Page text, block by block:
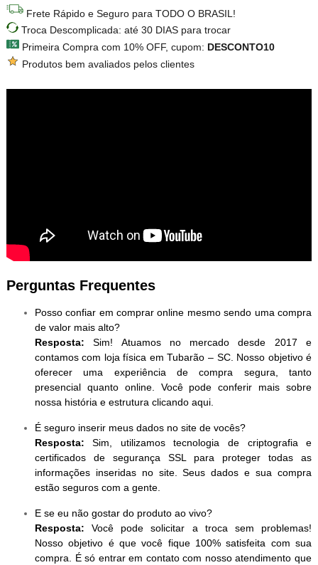
Frete Rápido e Seguro para TODO O BRASIL!
Troca Descomplicada: até 30 DIAS para trocar
Primeira Compra com 10% OFF, cupom: DESCONTO10
Produtos bem avaliados pelos clientes
Perguntas Frequentes
Posso confiar em comprar online mesmo sendo uma compra
de valor mais alto?
Resposta: Sim! Atuamos no mercado desde 2017 e
contamos com loja física em Tubarão – SC. Nosso objetivo é
oferecer uma experiência de compra segura, tanto
presencial quanto online. Você pode conferir mais sobre
nossa história e estrutura clicando aqui.
É seguro inserir meus dados no site de vocês?
Resposta: Sim, utilizamos tecnologia de criptografia e
certificados de segurança SSL para proteger todas as
informações inseridas no site. Seus dados e sua compra
estão seguros com a gente.
E se eu não gostar do produto ao vivo?
Resposta: Você pode solicitar a troca sem problemas!
Nosso objetivo é que você fique 100% satisfeita com sua
compra. É só entrar em contato com nosso atendimento que